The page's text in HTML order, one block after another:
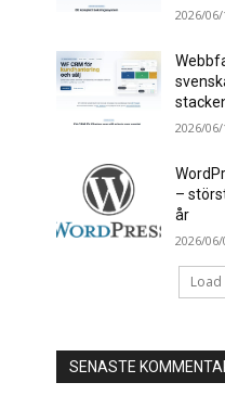
2026/06/
2026/06/
–
år
2026/06/
SENASTE